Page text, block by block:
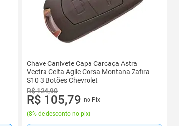
Chave Canivete Capa Carcaça Astra
Vectra Celta Agile Corsa Montana Zafira
S10 3 Botões Chevrolet
R$ 124,90
R$ 105,79 no Pix
(8% de desconto no pix)